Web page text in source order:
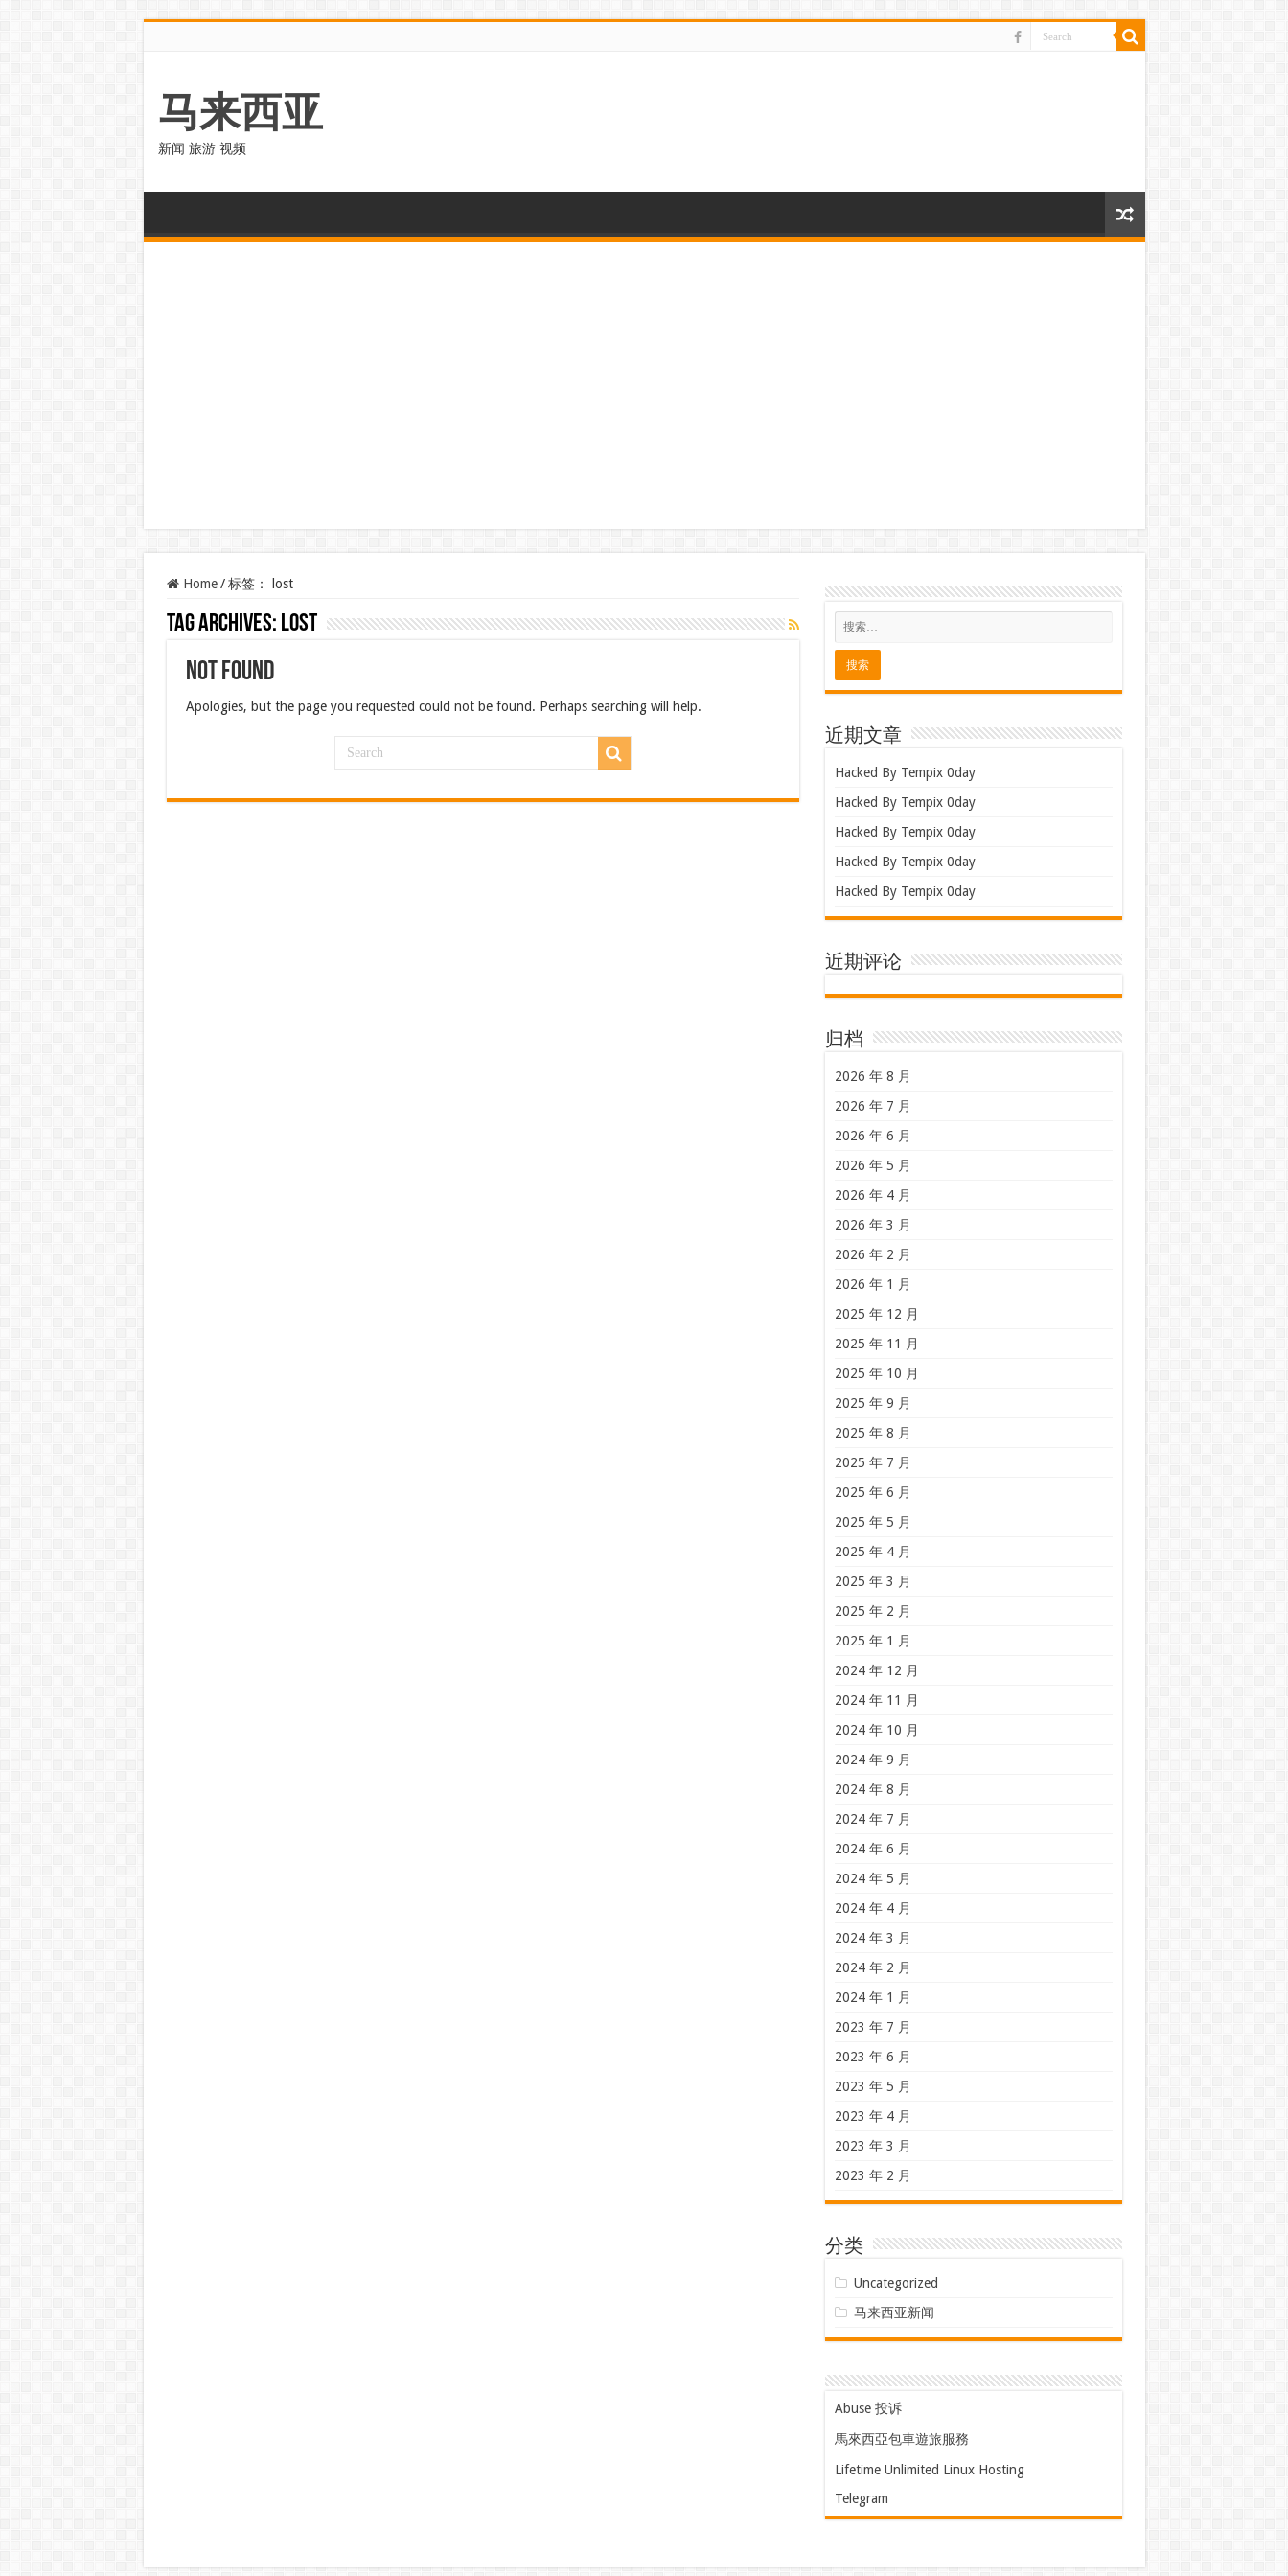
马来西亚
新闻 旅游 视频
Home / 标签： lost
Tag Archives: lost
Not Found
Apologies, but the page you requested could not be found. Perhaps searching will help.
近期文章
Hacked By Tempix 0day
Hacked By Tempix 0day
Hacked By Tempix 0day
Hacked By Tempix 0day
Hacked By Tempix 0day
近期评论
归档
2026 年 8 月
2026 年 7 月
2026 年 6 月
2026 年 5 月
2026 年 4 月
2026 年 3 月
2026 年 2 月
2026 年 1 月
2025 年 12 月
2025 年 11 月
2025 年 10 月
2025 年 9 月
2025 年 8 月
2025 年 7 月
2025 年 6 月
2025 年 5 月
2025 年 4 月
2025 年 3 月
2025 年 2 月
2025 年 1 月
2024 年 12 月
2024 年 11 月
2024 年 10 月
2024 年 9 月
2024 年 8 月
2024 年 7 月
2024 年 6 月
2024 年 5 月
2024 年 4 月
2024 年 3 月
2024 年 2 月
2024 年 1 月
2023 年 7 月
2023 年 6 月
2023 年 5 月
2023 年 4 月
2023 年 3 月
2023 年 2 月
分类
Uncategorized
马来西亚新闻
Abuse 投诉
馬來西亞包車遊旅服務
Lifetime Unlimited Linux Hosting
Telegram